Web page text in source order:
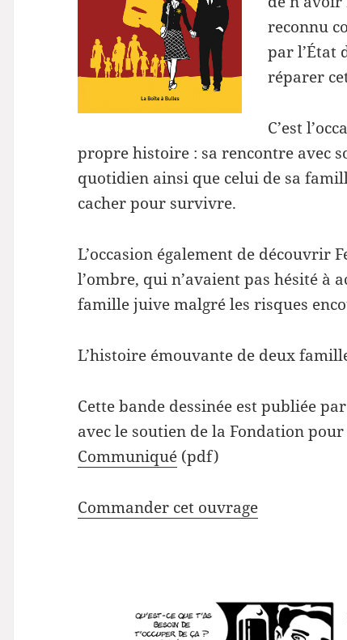
reconnu
par l’État
réparer
C’est
propre histoire : sa rencontre avec
quotidien ainsi que celui de sa
cacher pour survivre.
L’occasion également de découvrir
l’ombre, qui n’avaient pas hésité à
famille juive malgré les risques
L’histoire émouvante de deux
Cette bande dessinée est publiée
avec le soutien de la Fondation
Communiqué (pdf)
Commander cet ouvrage